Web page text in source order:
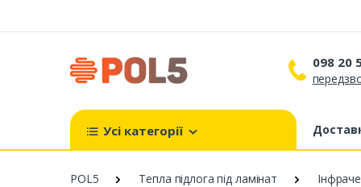
098 20
098
093
Усі категорії
POL5 Тепла підлога під ламінат